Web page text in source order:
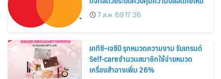
7 ส.ค. 69 17:36
เคทีซี–เจซีบี รุกหมวดความงาม รับเทรนด์
Self-careจำนวนสมาชิกใช้จ่ายหมวด
เครื่องสำอางเพิ่ม 26%